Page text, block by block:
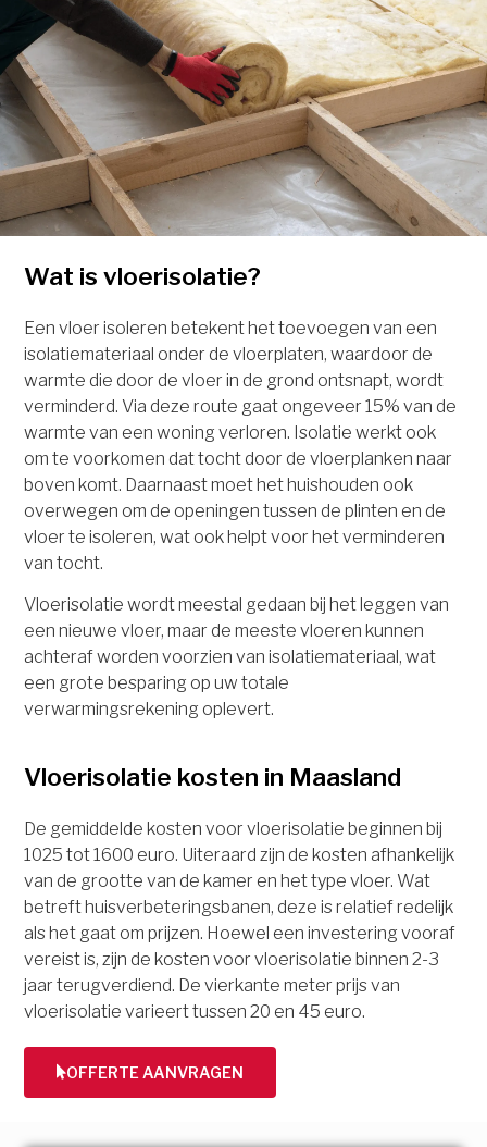
Wat is vloerisolatie?
Een vloer isoleren betekent het toevoegen van een
isolatiemateriaal onder de vloerplaten, waardoor de
warmte die door de vloer in de grond ontsnapt, wordt
verminderd. Via deze route gaat ongeveer 15% van de
warmte van een woning verloren. Isolatie werkt ook
om te voorkomen dat tocht door de vloerplanken naar
boven komt. Daarnaast moet het huishouden ook
overwegen om de openingen tussen de plinten en de
vloer te isoleren, wat ook helpt voor het verminderen
van tocht.
Vloerisolatie wordt meestal gedaan bij het leggen van
een nieuwe vloer, maar de meeste vloeren kunnen
achteraf worden voorzien van isolatiemateriaal, wat
een grote besparing op uw totale
verwarmingsrekening oplevert.
Vloerisolatie kosten in Maasland
De gemiddelde kosten voor vloerisolatie beginnen bij
1025 tot 1600 euro. Uiteraard zijn de kosten afhankelijk
van de grootte van de kamer en het type vloer. Wat
betreft huisverbeteringsbanen, deze is relatief redelijk
als het gaat om prijzen. Hoewel een investering vooraf
vereist is, zijn de kosten voor vloerisolatie binnen 2-3
jaar terugverdiend. De vierkante meter prijs van
vloerisolatie varieert tussen 20 en 45 euro.
OFFERTE AANVRAGEN